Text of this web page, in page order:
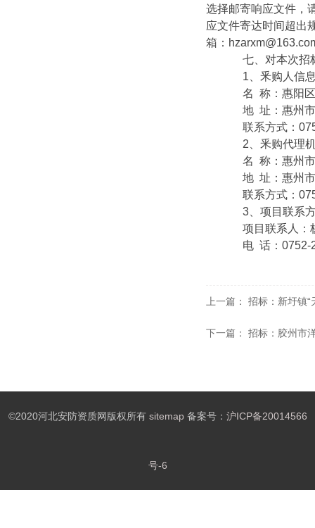
选择邮寄响应文件，
应文件寄达时间超出
箱：
七、对本次招标
1、釆购人信
名 称：惠阳区
地 址：惠州市
联系方式：
2、釆购代理机
名 称：惠州市
地 址：惠州市
联系方式：
3、项目联系
项目联系人：
电 话：0752-
上一篇： 招标：新圩镇“
下一篇： 招标：胶州市
©2020河北安防资质网版权所有 sitemap备案号： 沪ICP备20014566
号-6